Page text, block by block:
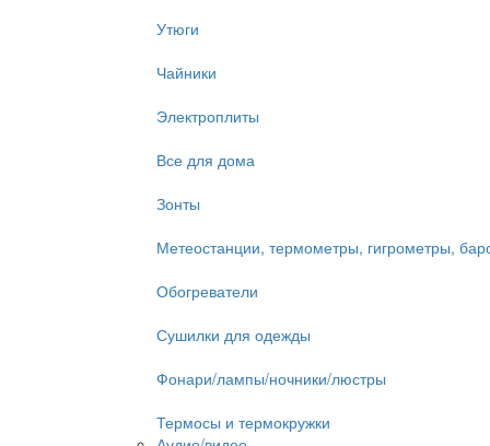
Утюги
Чайники
Электроплиты
Все для дома
Зонты
Метеостанции, термометры, гигрометры,
Обогреватели
Сушилки для одежды
Фонари/лампы/ночники/люстры
Термосы и термокружки